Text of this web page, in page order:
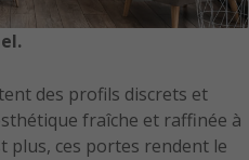
des profils discrets et
fraîche et raffinée à
plus, ces portes rendent le